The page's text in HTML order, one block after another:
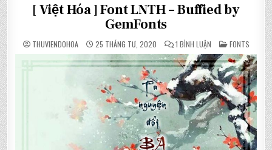
[ Việt Hóa ] Font LNTH – Buffied by
GemFonts
THUVIENDOHOA 25 THÁNG TƯ, 2020 1 BÌNH LUẬNỞ
[
VIỆT
HÓA
]
FONT
LNTH
–
BUFFIED
BY
GEMFONTS
POSTED
IN
FONTS